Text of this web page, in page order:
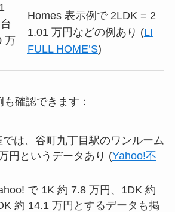
万
Homes 表示例で 2LDK = 2
1.01 万円などの例あり (LI
FULL HOME’S)
確認できます：
は、谷町九丁目駅のワンルーム
円というデータあり (Yahoo!不
で 1K 約 7.8 万円、1DK 約
約 14.1 万円とするデータも掲